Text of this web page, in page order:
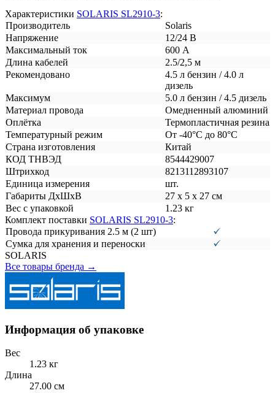
Характеристики SOLARIS SL2910-3:
Производитель
Solaris
Напряжение
12/24 В
Максимальный ток
600 А
Длина кабелей
2.5/2,5 м
Рекомендовано
4.5 л бензин / 4.0 л
дизель
Максимум
5.0 л бензин / 4.5 дизель
Материал провода
Омедненный алюминий
Оплётка
Термопластичная резина
Температурный режим
От -40°С до 80°C
Страна изготовления
Китай
КОД ТНВЭД
8544429007
Штрихкод
8213112893107
Единица измерения
шт.
Габариты ДxШxВ
27 х 5 х 27 см
Вес с упаковкой
1.23 кг
Комплект поставки SOLARIS SL2910-3:
Провода прикуривания 2.5 м (2 шт)
Сумка для хранения и переноски
SOLARIS
Все товары бренда →
Информация об упаковке
Вес
1.23 кг
Длина
27.00 см